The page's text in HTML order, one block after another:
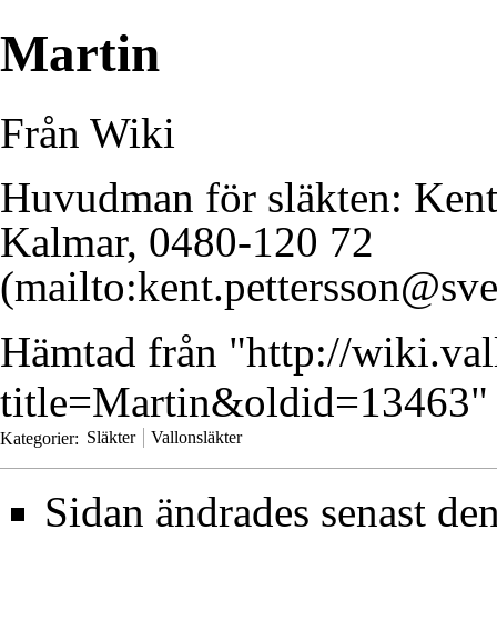
Martin
Från Wiki
Huvudman för släkten:
Kalmar, 0480-120 72
Hämtad från "http://
title=Martin&oldid=13463"
Kategorier: Släkter Vallonsläkter
Sidan ändrades senast